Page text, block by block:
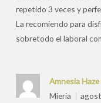
repetido 3 veces y
La recomiendo para
sobretodo el laboral
Amnesia
Mieria